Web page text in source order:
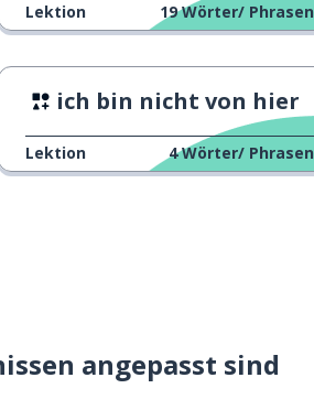
Lektion 19 Wörter/ Phrasen
ich bin nicht von hier
Lektion 4 Wörter/ Phrasen
angepasst sind